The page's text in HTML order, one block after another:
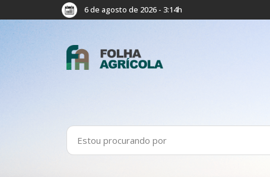
6 de agosto de 2026 - 3:14h